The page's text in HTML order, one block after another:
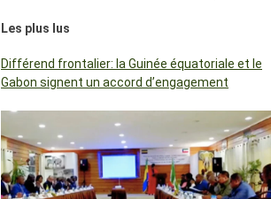
Les plus lus
Différend frontalier: la Guinée équatoriale et le
Gabon signent un accord d’engagement